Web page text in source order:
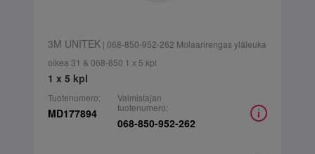
3M UNITEK| 068-850-952-262 Molaarirengas yläleuka
oikea 31 & 068-850 1 x 5 kpl
1 x 5 kpl
Tuotenumero:
MD177894
Valmistajan
tuotenumero:
068-850-952-262